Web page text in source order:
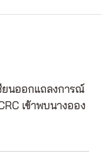
ยนออกแถลงการณ์
เข้าพบนางออง